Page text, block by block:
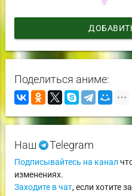
Поделиться аниме:
Наш Telegram
Подписывайтесь на канал
изменениях.
Заходите в чат, если хотите